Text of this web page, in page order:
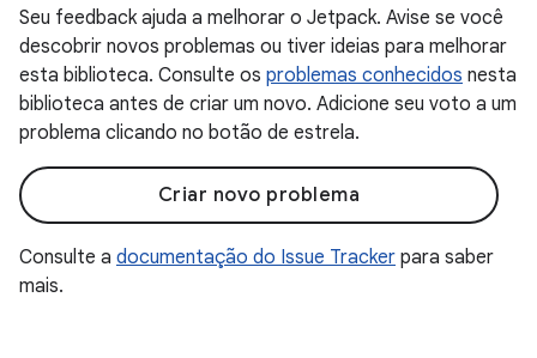
Seu feedback ajuda a melhorar o Jetpack. Avise se você
descobrir novos problemas ou tiver ideias para melhorar
esta biblioteca. Consulte os problemas conhecidos nesta
biblioteca antes de criar um novo. Adicione seu voto a um
problema clicando no botão de estrela.
Criar novo problema
Consulte a documentação do Issue Tracker para saber
mais.